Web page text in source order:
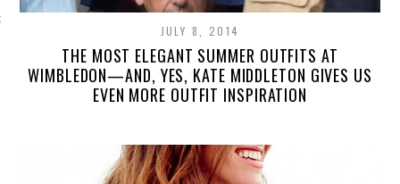
POSTS & PAGES
NVISION: BRAZILIAN
MARIANA VAZ TURNS
ELEGANT WITH HER
CREATIONS AND
JULY 8, 2014
THE MOST ELEGANT SUMMER OUTFITS AT
WIMBLEDON—AND, YES, KATE MIDDLETON GIVES US
EVEN MORE OUTFIT INSPIRATION